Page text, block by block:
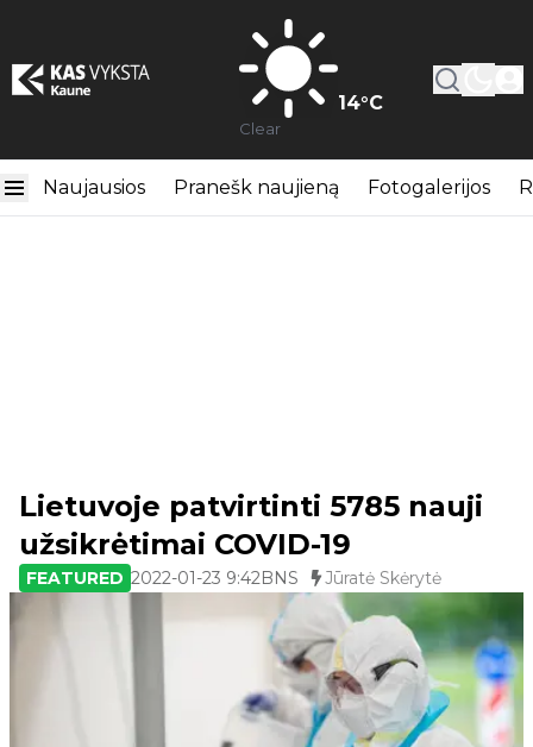
14°C
Clear
Naujausios Pranešk naujieną Fotogalerijos
Lietuvoje patvirtinti 5785 nauji
užsikrėtimai COVID-19
FEATURED 2022-01-23 9:42BNS Jūratė Skėrytė